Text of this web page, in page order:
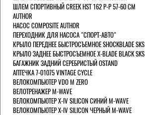
ШЛЕМ СПОРТИВНЫЙ CREEK HST 162 Р-Р 57-60 СМ
AUTHOR
НАСОС COMPOSITE AUTHOR
ПЕРЕХОДНИК ДЛЯ НАСОСА "СПОРТ-АВТО"
КРЫЛО ПЕРЕДНЕЕ БЫСТРОСЪЕМНОЕ SHOCKBLADE SKS
КРЫЛО ЗАДНЕЕ БЫСТРОСЪЕМНОЕ X-BLADE BLACK SKS
БАГАЖНИК ЗАДНИЙ СЕРЕБРИСТЫЙ OSTAND
АПТЕЧКА 7-01075 VINTAGE CYCLE
ВЕЛОКОМПЬЮТЕР VDO M ZERO
ВЕЛОТРЕНАЖЕР M-WAVE
ВЕЛОКОМПЬЮТЕР X-IV SILICON СИНИЙ M-WAVE
ВЕЛОКОМПЬЮТЕР X-IV SILICON ЧЕРНЫЙ M-WAVE